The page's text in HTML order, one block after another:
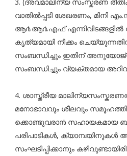
വാതിൽപ്പടി ശേഖരണം, മിനി
ആ൪.ആ൪.എഫ് എന്നിവിടങ്ങളിൽ
കൃത്യമായി നീക്കം
സംബന്ധിച്ചും ഇതിന്
സംബന്ധിച്ചും വ്യക്തമായ
4. ശാസ്ത്രീയ
മനോഭാവവും ശീലവും
ക്കൊണ്ടുവരാ൯ സഹായകമായ
പരിപാടികൾ, ക്യാമ്പയിനുകൾ
സംഘടിപ്പിക്കാനും